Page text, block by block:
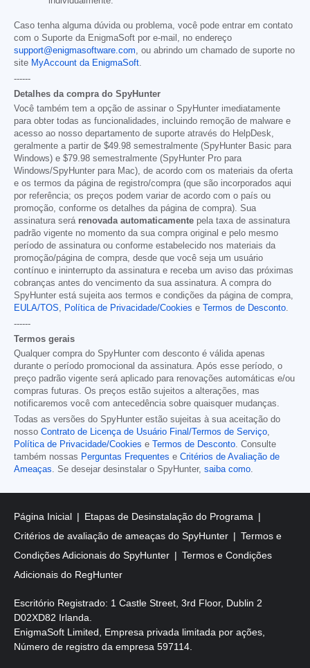
Caso tenha alguma dúvida ou problema, você pode entrar em contato
com o Suporte da EnigmaSoft por e-mail, no endereço
support@enigmasoftware.com, ou abrindo um chamado de suporte no
site MyAccount da EnigmaSoft.
------
Detalhes da compra do SpyHunter
Você também tem a opção de assinar o SpyHunter imediatamente
para obter todas as funcionalidades, incluindo remoção de malware e
acesso ao nosso departamento de suporte através do HelpDesk,
geralmente a partir de $49.98 semestralmente (SpyHunter Basic para
Windows) e $79.98 semestralmente (SpyHunter Pro para
Windows/SpyHunter para Mac), de acordo com os materiais da oferta
e os termos da página de registro/compra (que são incorporados aqui
por referência; os preços podem variar de acordo com o país ou
promoção, conforme os detalhes da página de compra). Sua
assinatura será renovada automaticamente pela taxa de assinatura
padrão vigente no momento da sua compra original e pelo mesmo
período de assinatura ou conforme estabelecido nos materiais da
promoção/página de compra, desde que você seja um usuário
contínuo e ininterrupto da assinatura e receba um aviso das próximas
cobranças antes do vencimento da sua assinatura. A compra do
SpyHunter está sujeita aos termos e condições da página de compra,
EULA/TOS, Política de Privacidade/Cookies e Termos de Desconto.
------
Termos gerais
Qualquer compra do SpyHunter com desconto é válida apenas
durante o período promocional da assinatura. Após esse período, o
preço padrão vigente será aplicado para renovações automáticas e/ou
compras futuras. Os preços estão sujeitos a alterações, mas
notificaremos você com antecedência sobre quaisquer mudanças.
Todas as versões do SpyHunter estão sujeitas à sua aceitação do
nosso Contrato de Licença de Usuário Final/Termos de Serviço,
Política de Privacidade/Cookies e Termos de Desconto. Consulte
também nossas Perguntas Frequentes e Critérios de Avaliação de
Ameaças. Se desejar desinstalar o SpyHunter, saiba como.
Página Inicial
Etapas de Desinstalação do Programa
Critérios de avaliação de ameaças do SpyHunter
Termos e
Condições Adicionais do SpyHunter
Termos e Condições
Adicionais do RegHunter
Escritório Registrado: 1 Castle Street, 3rd Floor, Dublin 2
D02XD82 Irlanda.
EnigmaSoft Limited, Empresa privada limitada por ações,
Número de registro da empresa 597114.